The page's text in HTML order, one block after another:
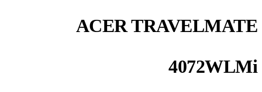
ACER TRAVELMATE
4072WLMi